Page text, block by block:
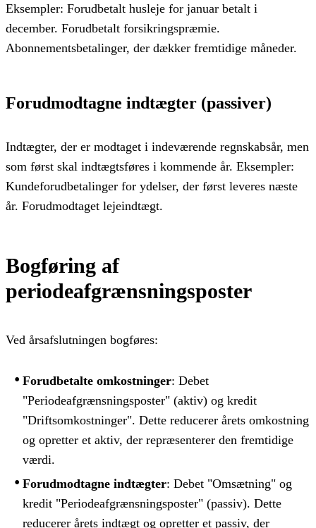
Eksempler: Forudbetalt husleje for januar betalt i
december. Forudbetalt forsikringspræmie.
Abonnementsbetalinger, der dækker fremtidige måneder.
Forudmodtagne indtægter (passiver)
Indtægter, der er modtaget i indeværende regnskabsår, men
som først skal indtægtsføres i kommende år. Eksempler:
Kundeforudbetalinger for ydelser, der først leveres næste
år. Forudmodtaget lejeindtægt.
Bogføring af
periodeafgrænsningsposter
Ved årsafslutningen bogføres:
Forudbetalte omkostninger: Debet
"Periodeafgrænsningsposter" (aktiv) og kredit
"Driftsomkostninger". Dette reducerer årets omkostning
og opretter et aktiv, der repræsenterer den fremtidige
værdi.
Forudmodtagne indtægter: Debet "Omsætning" og
kredit "Periodeafgrænsningsposter" (passiv). Dette
reducerer årets indtægt og opretter et passiv, der